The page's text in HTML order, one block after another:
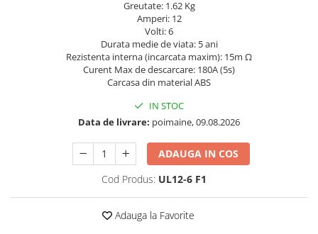
Convertoare de tensiune
Pachete complete stocare energie
Sisteme de Stocare Comerciale
Sisteme fotovoltaice complete
mica (rulota/caravan/case de
Greutate: 1.62 Kg
Amperi: 12
Volti: 6
Durata medie de viata: 5 ani
Rezistenta interna (incarcata maxim): 15m Ω
Curent Max de descarcare: 180A (5s)
Carcasa din material ABS
IN STOC
Data de livrare: poimaine, 09.08.2026
ADAUGA IN COS
Cod Produs: UL12-6 F1
Adauga la Favorite